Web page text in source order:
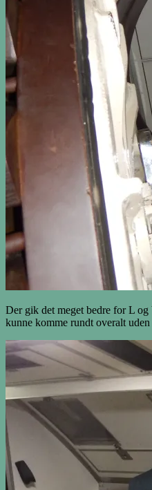
Der gik det meget bedre for L og
kunne komme rundt overalt uden